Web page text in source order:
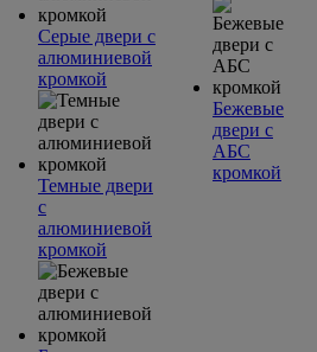
Серые двери с
алюминиевой
кромкой
Темные двери
с
алюминиевой
кромкой
Бежевые
двери с
АБС
кромкой